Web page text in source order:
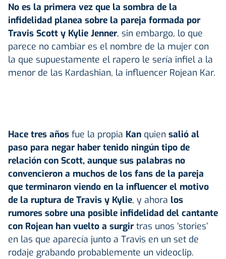
No es la primera vez que la sombra de la
infidelidad planea sobre la pareja formada por
Travis Scott y Kylie Jenner, sin embargo, lo que
parece no cambiar es el nombre de la mujer con
la que supuestamente el rapero le sería infiel a la
menor de las Kardashian, la influencer Rojean Kar.
Hace tres años fue la propia Kan quien salió al
paso para negar haber tenido ningún tipo de
relación con Scott, aunque sus palabras no
convencieron a muchos de los fans de la pareja
que terminaron viendo en la influencer el motivo
de la ruptura de Travis y Kylie, y ahora los
rumores sobre una posible infidelidad del cantante
con Rojean han vuelto a surgir tras unos ‘stories’
en las que aparecía junto a Travis en un set de
rodaje grabando probablemente un videoclip.